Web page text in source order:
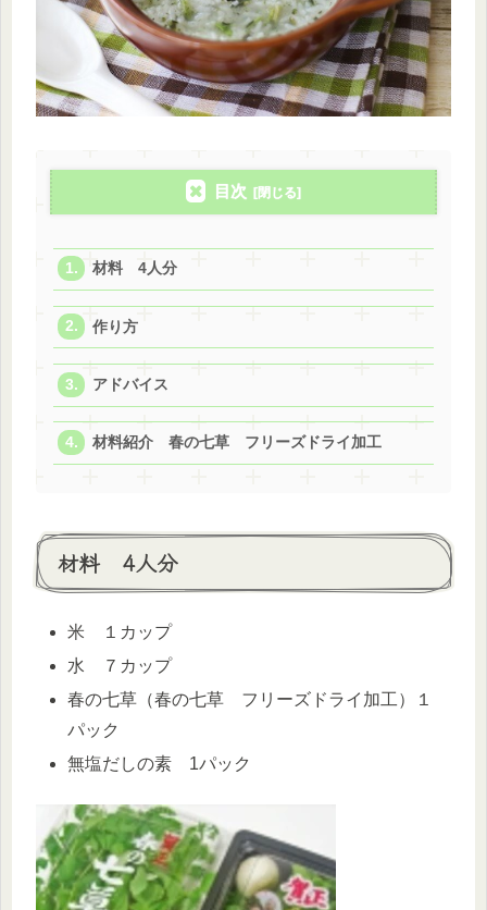
目次
材料 4人分
作り方
アドバイス
材料紹介 春の七草 フリーズドライ加工
材料 4人分
米 １カップ
水 ７カップ
春の七草（春の七草 フリーズドライ加工）１
パック
無塩だしの素 1パック